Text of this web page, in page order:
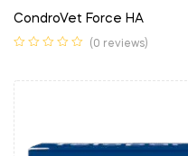
CondroVet Force HA
(0 reviews)